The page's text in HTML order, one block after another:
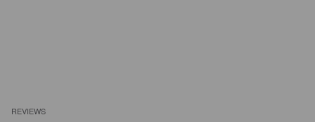
REVIEWS